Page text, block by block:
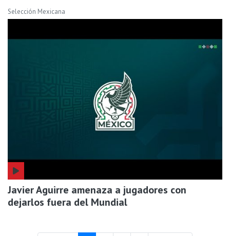
Selección Mexicana
Javier Aguirre amenaza a jugadores con
dejarlos fuera del Mundial